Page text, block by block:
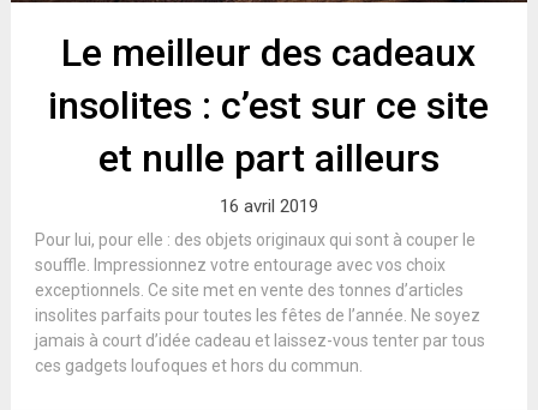
Le meilleur des cadeaux
insolites : c’est sur ce site
et nulle part ailleurs
16 avril 2019
Pour lui, pour elle : des objets originaux qui sont à couper le
souffle. Impressionnez votre entourage avec vos choix
exceptionnels. Ce site met en vente des tonnes d’articles
insolites parfaits pour toutes les fêtes de l’année. Ne soyez
jamais à court d’idée cadeau et laissez-vous tenter par tous
ces gadgets loufoques et hors du commun.